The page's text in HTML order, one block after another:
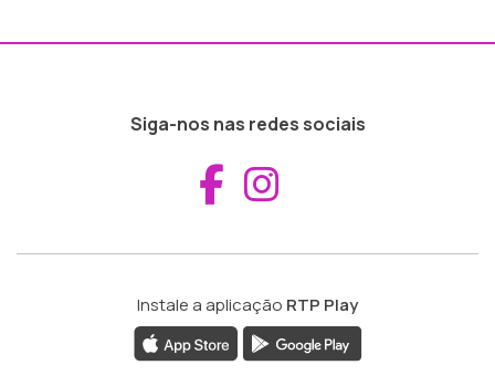
Siga-nos nas redes sociais
Aceder ao
Instale a aplicação RTP Play